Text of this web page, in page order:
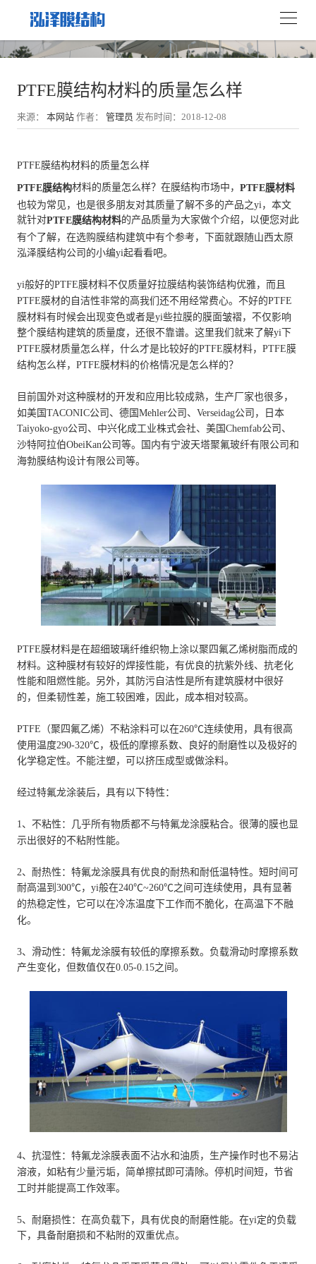
PTFE膜结构材料的质量怎么样
来源： 本网站 作者： 管理员 发布时间：2018-12-08
PTFE膜结构材料的质量怎么样
PTFE膜结构材料的质量怎么样？在膜结构市场中， PTFE膜材料
也较为常见，也是很多朋友对其质量了解不多的产品之yi，本文
就针对PTFE膜结构材料的产品质量为大家做个介绍，以便您对此
有个了解，在选购膜结构建筑中有个参考，下面就跟随山西太原
泓泽膜结构公司的小编yi起看看吧。
yi般好的PTFE膜材料不仅质量好拉膜结构装饰结构优雅，而且
PTFE膜材的自洁性非常的高我们还不用经常费心。不好的PTFE
膜材料有时候会出现变色或者是yi些拉膜的膜面皱褶，不仅影响
整个膜结构建筑的质量度，还很不靠谱。这里我们就来了解yi下
PTFE膜材质量怎么样，什么才是比较好的PTFE膜材料，PTFE膜
结构怎么样，PTFE膜材料的价格情况是怎么样的？
目前国外对这种膜材的开发和应用比较成熟，生产厂家也很多，
如美国TACONIC公司、德国Mehler公司、Verseidag公司，日本
Taiyoko-gyo公司、中兴化成工业株式会社、美国Chemfab公司、
沙特阿拉伯ObeiKan公司等。国内有宁波天塔聚氟玻纤有限公司和
海勃膜结构设计有限公司等。
PTFE膜材料是在超细玻璃纤维织物上涂以聚四氟乙烯树脂而成的
材料。这种膜材有较好的焊接性能，有优良的抗紫外线、抗老化
性能和阻燃性能。另外，其防污自洁性是所有建筑膜材中很好
的，但柔韧性差，施工较困难，因此，成本相对较高。
PTFE（聚四氟乙烯）不粘涂料可以在260℃连续使用，具有很高
使用温度290-320℃，极低的摩擦系数、良好的耐磨性以及极好的
化学稳定性。不能注塑，可以挤压成型或做涂料。
经过特氟龙涂装后，具有以下特性：
1、不粘性：几乎所有物质都不与特氟龙涂膜粘合。很薄的膜也显
示出很好的不粘附性能。
2、耐热性：特氟龙涂膜具有优良的耐热和耐低温特性。短时间可
耐高温到300℃，yi般在240℃~260℃之间可连续使用，具有显著
的热稳定性，它可以在冷冻温度下工作而不脆化，在高温下不融
化。
3、滑动性：特氟龙涂膜有较低的摩擦系数。负载滑动时摩擦系数
产生变化，但数值仅在0.05-0.15之间。
4、抗湿性：特氟龙涂膜表面不沾水和油质，生产操作时也不易沾
溶液，如粘有少量污垢，简单擦拭即可清除。停机时间短，节省
工时并能提高工作效率。
5、耐磨损性：在高负载下，具有优良的耐磨性能。在yi定的负载
下，具备耐磨损和不粘附的双重优点。